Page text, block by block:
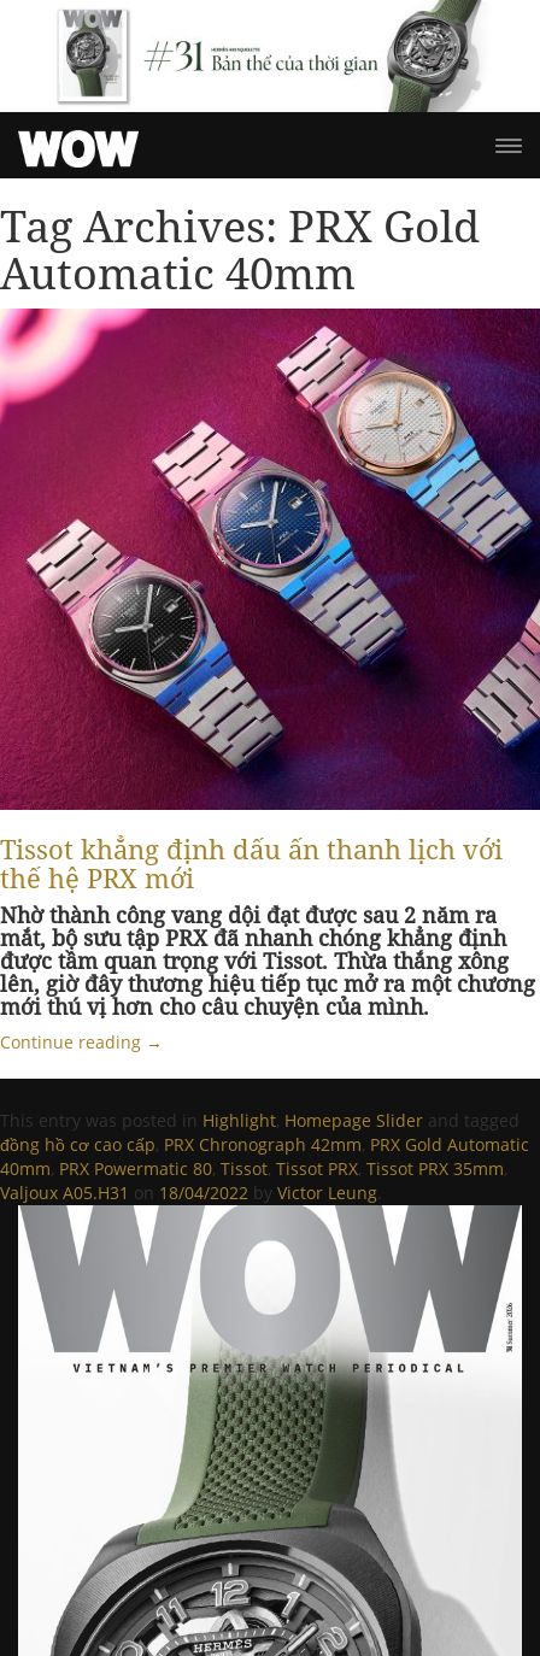
Tag Archives: PRX Gold
Automatic 40mm
Tissot khẳng định dấu ấn thanh lịch với
thế hệ PRX mới
Nhờ thành công vang dội đạt được sau 2 năm ra
mắt, bộ sưu tập PRX đã nhanh chóng khẳng định
được tầm quan trọng với Tissot. Thừa thắng xông
lên, giờ đây thương hiệu tiếp tục mở ra một chương
mới thú vị hơn cho câu chuyện của mình.
Continue reading →
This entry was posted in Highlight, Homepage Slider and tagged
đồng hồ cơ cao cấp, PRX Chronograph 42mm, PRX Gold Automatic
40mm, PRX Powermatic 80, Tissot, Tissot PRX, Tissot PRX 35mm,
Valjoux A05.H31 on 18/04/2022 by Victor Leung.